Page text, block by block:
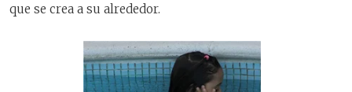
que se crea a su alrededor.